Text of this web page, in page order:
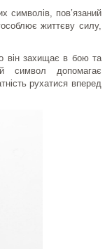
символів, пов’язаний
життєву силу,
він захищає в бою та
символ допомагає
рухатися вперед